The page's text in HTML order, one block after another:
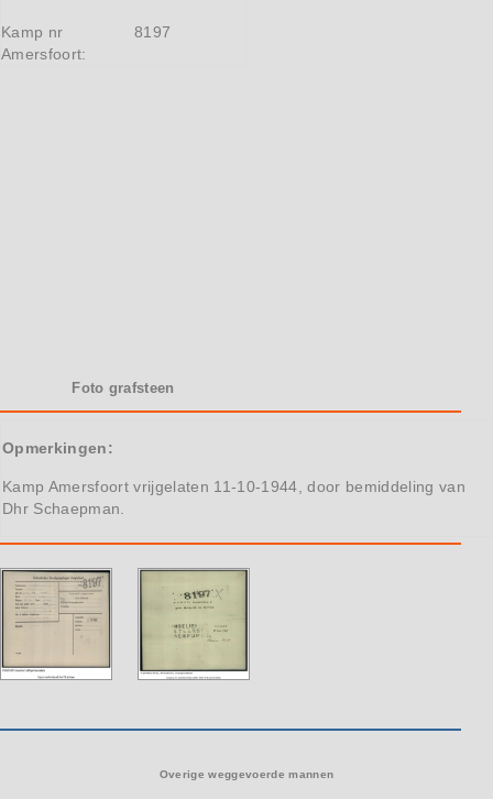
Kamp nr
Amersfoort:
8197
Foto grafsteen
Opmerkingen:
Kamp Amersfoort vrijgelaten 11-10-1944, door bemiddeling van
Dhr Schaepman.
Overige weggevoerde mannen